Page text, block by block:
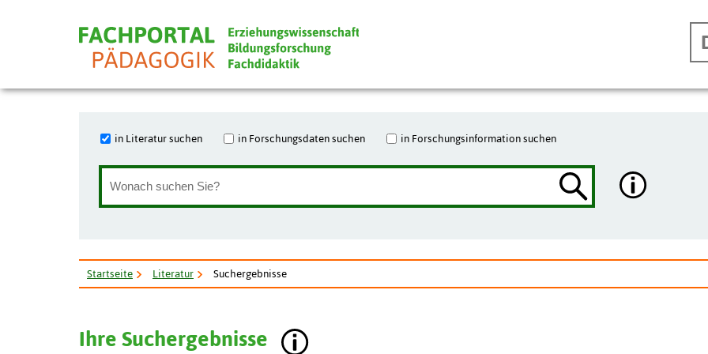
in Literatur suchen in Forschungsdaten suchen in Forschungsinformation suchen
Startseite Literatur Suchergebnisse
Ihre Suchergebnisse